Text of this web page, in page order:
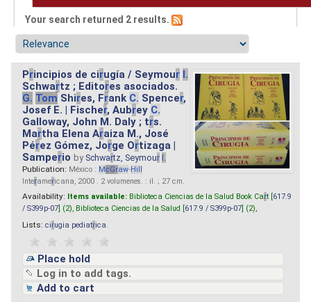
Your search returned 2 results.
Principios de cirugía / Seymour I.
Schwartz ; Editores asociados.
G. Tom Shires, Frank C. Spencer,
Josef E. | Fischer, Aubrey C.
Galloway, John M. Daly ; trs.
Martha Elena Araiza M., José
Pérez Gómez, Jorge Ortizaga |
Samperio by Schwartz, Seymour I.
Publication: México : McGraw-Hill
Interamericana, 2000 . 2 volumenes. : il. ; 27 cm.
Availability: Items available: Biblioteca Ciencias de la Salud Book Cart [ 617.9
/ S399p-07 ] (2), Biblioteca Ciencias de la Salud [ 617.9 / S399p-07 ] (2),
Lists: cirugia pediatrica
Place hold
Log in to add tags.
Add to cart